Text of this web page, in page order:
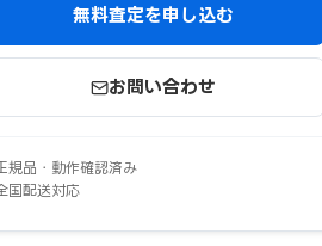
無料査定を申し込む
お問い合わせ
規品・動作確認済み
国配送対応